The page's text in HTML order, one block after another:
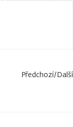
Předchozí/Další